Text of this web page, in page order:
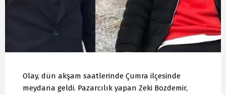
Olay, dün akşam saatlerinde Çumra ilçesinde
meydana geldi. Pazarcılık yapan Zeki Bozdemir,